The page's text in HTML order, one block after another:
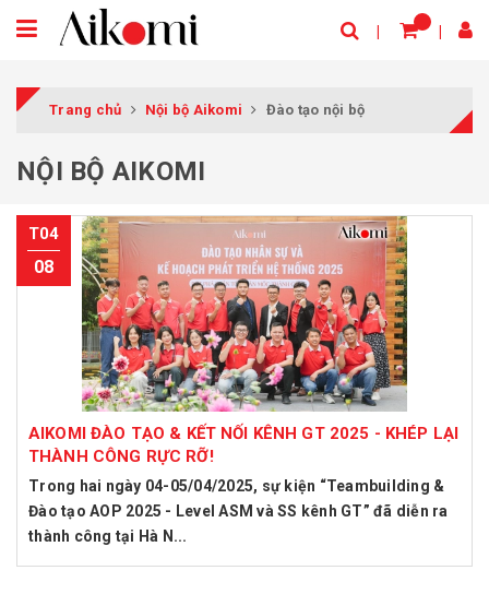
Trang chủ Nội bộ Aikomi Đào tạo nội bộ
NỘI BỘ AIKOMI
T04
08
AIKOMI ĐÀO TẠO & KẾT NỐI KÊNH GT 2025 - KHÉP LẠI
THÀNH CÔNG RỰC RỠ!
Trong hai ngày 04-05/04/2025, sự kiện “Teambuilding &
Đào tạo AOP 2025 - Level ASM và SS kênh GT” đã diễn ra
thành công tại Hà N...